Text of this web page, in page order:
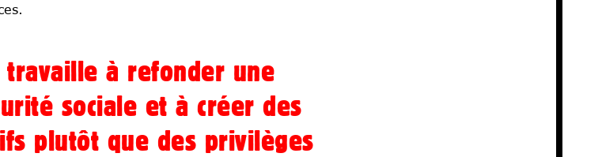
travaille à refonder une
sociale et à créer des
plutôt que des privilèges